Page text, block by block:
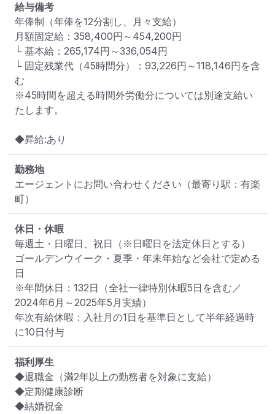
給与備考
年俸制（年俸を12分割し、月々支給）
月額固定給：358,400円～454,200円
└ 基本給：265,174円～336,054円
└ 固定残業代（45時間分）：93,226円～118,146円を含
む
※45時間を超える時間外労働分については別途支給い
たします。
◆昇給:あり
勤務地
エージェントにお問い合わせください （最寄り駅：有楽
町）
休日・休暇
毎週土・日曜日、祝日（※日曜日を法定休日とする）
ゴールデンウイーク・夏季・年末年始など会社で定める
日
※年間休日：132日（全社一律特別休暇5日を含む／
2024年6月～2025年5月実績）
年次有給休暇：入社月の1日を基準日として半年経過時
に10日付与
福利厚生
◆退職金（満2年以上の勤務者を対象に支給）
◆定期健康診断
◆結婚祝金